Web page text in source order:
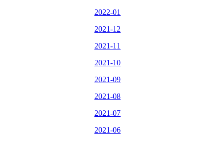
2022-01
2021-12
2021-11
2021-10
2021-09
2021-08
2021-07
2021-06